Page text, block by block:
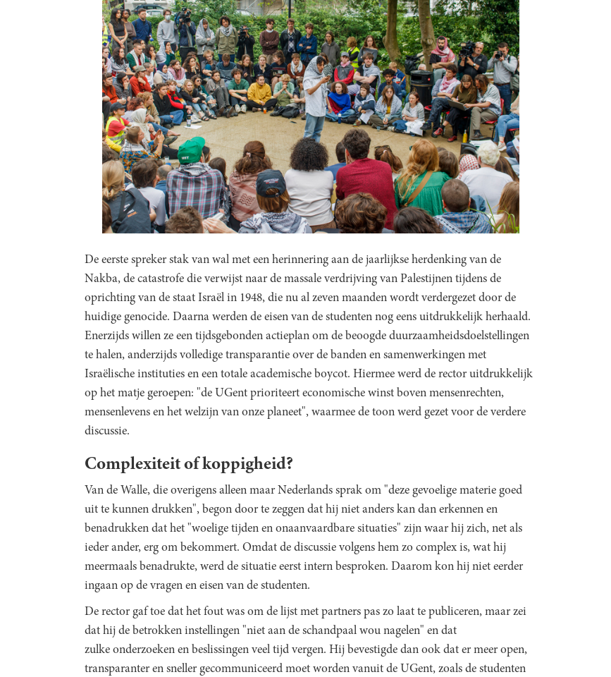
De eerste spreker stak van wal met een herinnering aan de jaarlijkse herdenking van de
Nakba, de catastrofe die verwijst naar de massale verdrijving van Palestijnen tijdens de
oprichting van de staat Israël in 1948, die nu al zeven maanden wordt verdergezet door de
huidige genocide. Daarna werden de eisen van de studenten nog eens uitdrukkelijk herhaald.
Enerzijds willen ze een tijdsgebonden actieplan om de beoogde duurzaamheidsdoelstellingen
te halen, anderzijds volledige transparantie over de banden en samenwerkingen met
Israëlische instituties en een totale academische boycot. Hiermee werd de rector uitdrukkelijk
op het matje geroepen: "de UGent prioriteert economische winst boven mensenrechten,
mensenlevens en het welzijn van onze planeet", waarmee de toon werd gezet voor de verdere
discussie.
Complexiteit of koppigheid?
Van de Walle, die overigens alleen maar Nederlands sprak om "deze gevoelige materie goed
uit te kunnen drukken", begon door te zeggen dat hij niet anders kan dan erkennen en
benadrukken dat het "woelige tijden en onaanvaardbare situaties" zijn waar hij zich, net als
ieder ander, erg om bekommert. Omdat de discussie volgens hem zo complex is, wat hij
meermaals benadrukte, werd de situatie eerst intern besproken. Daarom kon hij niet eerder
ingaan op de vragen en eisen van de studenten.
De rector gaf toe dat het fout was om de lijst met partners pas zo laat te publiceren, maar zei
dat hij de betrokken instellingen "niet aan de schandpaal wou nagelen" en dat
zulke onderzoeken en beslissingen veel tijd vergen. Hij bevestigde dan ook dat er meer open,
transparanter en sneller gecommuniceerd moet worden vanuit de UGent, zoals de studenten